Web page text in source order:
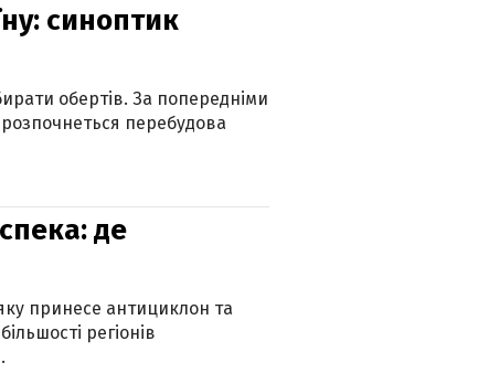
синоптик
обертів. За попередніми
перебудова
де
принесе антициклон та
регіонів